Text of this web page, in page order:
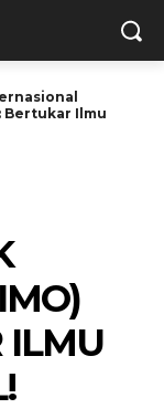
Bertukar Ilmu
ILMU